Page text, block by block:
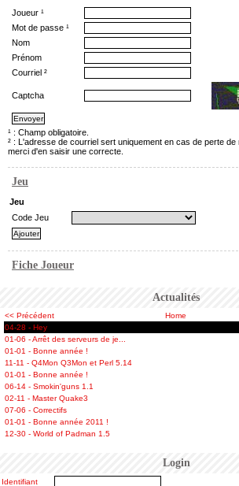
Actualités
<< Précédent Home
04-28 - Hey
01-06 - Arrêt des serveurs de je...
01-01 - Bonne année !
11-11 - Q4Mon Q3Mon et Perl 5.14
01-01 - Bonne année !
06-14 - Smokin'guns 1.1
02-11 - Master Quake3
07-06 - Correctifs
01-01 - Bonne année 2011 !
12-30 - World of Padman 1.5
Login
Identifiant
Joueur ¹
Mot de passe ¹
Nom
Prénom
Courriel ²
Captcha
¹ : Champ obligatoire.
² : L'adresse de courriel sert uniquement en cas de perte de
merci d'en saisir une correcte.
Jeu
Jeu
Code Jeu
Fiche Joueur